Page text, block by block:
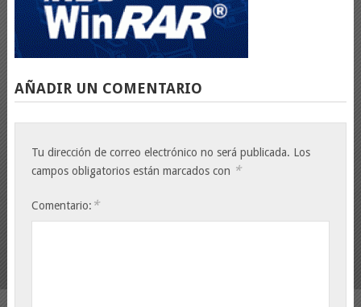
AÑADIR UN COMENTARIO
Tu dirección de correo electrónico no será publicada. Los
campos obligatorios están marcados con *
Comentario: *